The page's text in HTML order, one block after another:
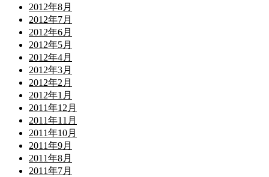
2012年8月
2012年7月
2012年6月
2012年5月
2012年4月
2012年3月
2012年2月
2012年1月
2011年12月
2011年11月
2011年10月
2011年9月
2011年8月
2011年7月